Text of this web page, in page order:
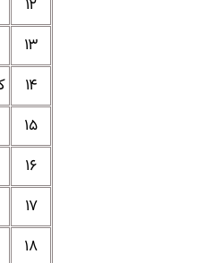
۱۲
۱۳
۱۴
۱۵
۱۶
۱۷
۱۸